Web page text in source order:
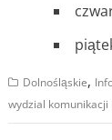
Dolnośląskie,
wydzial komunikacji